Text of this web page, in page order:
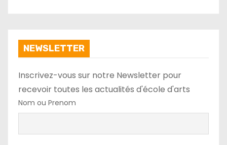
NEWSLETTER
Inscrivez-vous sur notre Newsletter pour
recevoir toutes les actualités d'école d'arts
Nom ou Prenom